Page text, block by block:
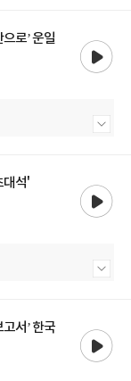
로’ 운일
대석'
서’ 한국